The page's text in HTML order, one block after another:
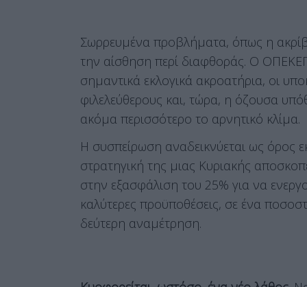
Σωρρευμένα προβλήματα, όπως η
την αίσθηση περί διαφθοράς. Ο
σημαντικά εκλογικά ακροατήρια, οι
φιλελεύθερους και, τώρα, η όζουσα
ακόμα περισσότερο το αρνητικό κλίμα.
Η συσπείρωση αναδεικνύεται ως όρος
στρατηγική της μιας Κυριακής
στην εξασφάλιση του 25% για να
καλύτερες προϋποθέσεις, σε ένα
δεύτερη αναμέτρηση.